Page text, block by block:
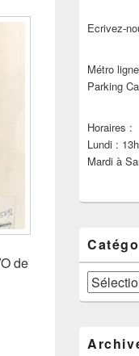
de
VO de la semaine du
Ecrivez-
Métro
Parking
Horaires :
Lundi :
Mardi à
Catégories